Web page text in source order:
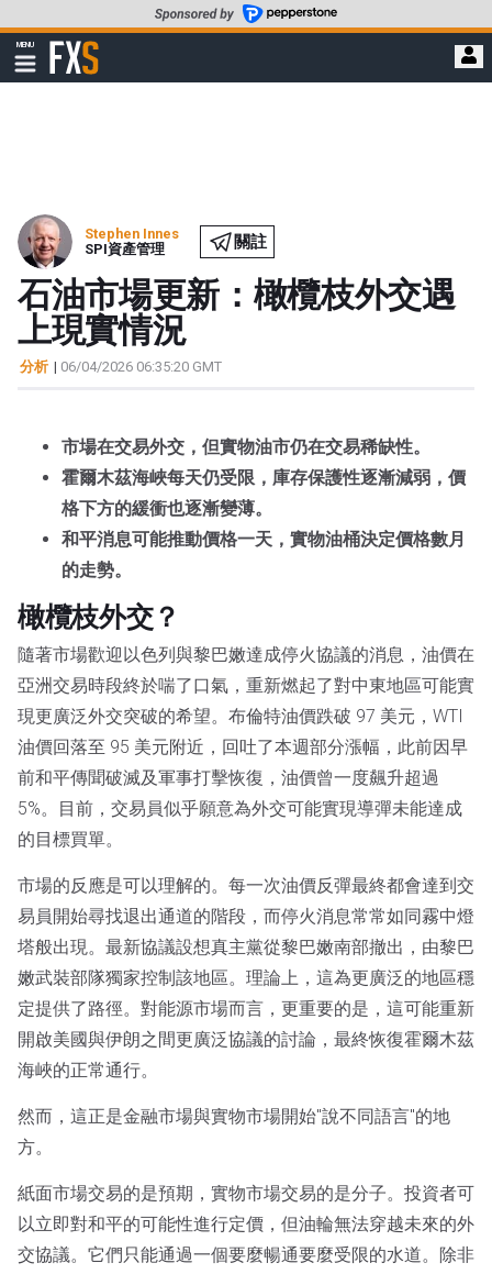
至
要
MENU
顯
示
FXStreet
Stephen Innes
SPI資產管理
關註
石油市場更新：橄欖枝外交遇
上現實情況
分析 | 06/04/2026 06:35:20 GMT
市場在交易外交，但實物油市仍在交易稀缺性。
霍爾木茲海峽每天仍受限，庫存保護性逐漸減弱，價
格下方的緩衝也逐漸變薄。
和平消息可能推動價格一天，實物油桶決定價格數月
的走勢。
橄欖枝外交？
隨著市場歡迎以色列與黎巴嫩達成停火協議的消息，油價在
亞洲交易時段終於喘了口氣，重新燃起了對中東地區可能實
現更廣泛外交突破的希望。布倫特油價跌破 97 美元，WTI
油價回落至 95 美元附近，回吐了本週部分漲幅，此前因早
前和平傳聞破滅及軍事打擊恢復，油價曾一度飆升超過
5%。目前，交易員似乎願意為外交可能實現導彈未能達成
的目標買單。
市場的反應是可以理解的。每一次油價反彈最終都會達到交
易員開始尋找退出通道的階段，而停火消息常常如同霧中燈
塔般出現。最新協議設想真主黨從黎巴嫩南部撤出，由黎巴
嫩武裝部隊獨家控制該地區。理論上，這為更廣泛的地區穩
定提供了路徑。對能源市場而言，更重要的是，這可能重新
開啟美國與伊朗之間更廣泛協議的討論，最終恢復霍爾木茲
海峽的正常通行。
然而，這正是金融市場與實物市場開始"說不同語言"的地
方。
紙面市場交易的是預期，實物市場交易的是分子。投資者可
以立即對和平的可能性進行定價，但油輪無法穿越未來的外
交協議。它們只能通過一個要麼暢通要麼受限的水道。除非